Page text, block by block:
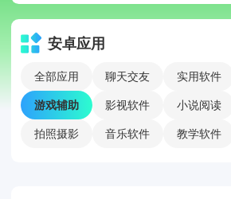
安卓应用
全部应用 聊天交友 实用软件
游戏辅助
影视软件 小说阅读
拍照摄影
音乐软件 教学软件